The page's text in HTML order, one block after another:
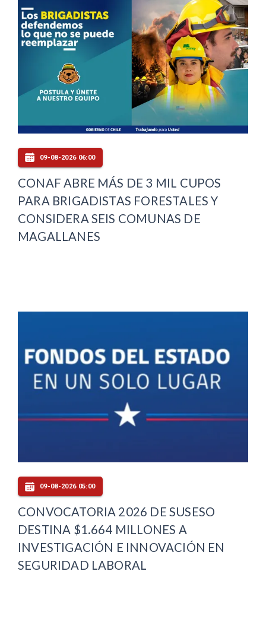
09-08-2026 06:00
CONAF ABRE MÁS DE 3 MIL CUPOS
PARA BRIGADISTAS FORESTALES Y
CONSIDERA SEIS COMUNAS DE
MAGALLANES
09-08-2026 05:00
CONVOCATORIA 2026 DE SUSESO
DESTINA $1.664 MILLONES A
INVESTIGACIÓN E INNOVACIÓN EN
SEGURIDAD LABORAL